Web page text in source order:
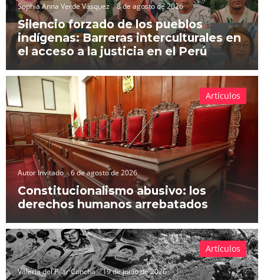
Sophia Anna Verde Vásquez 8 de agosto de 2026
Silencio forzado de los pueblos
indígenas: Barreras interculturales en
el acceso a la justicia en el Perú
Autor Invitado 6 de agosto de 2026
Constitucionalismo abusivo: los
derechos humanos arrebatados
Artículos
Valeria del Pilar Concha 19 de junio de 2026
Artículos